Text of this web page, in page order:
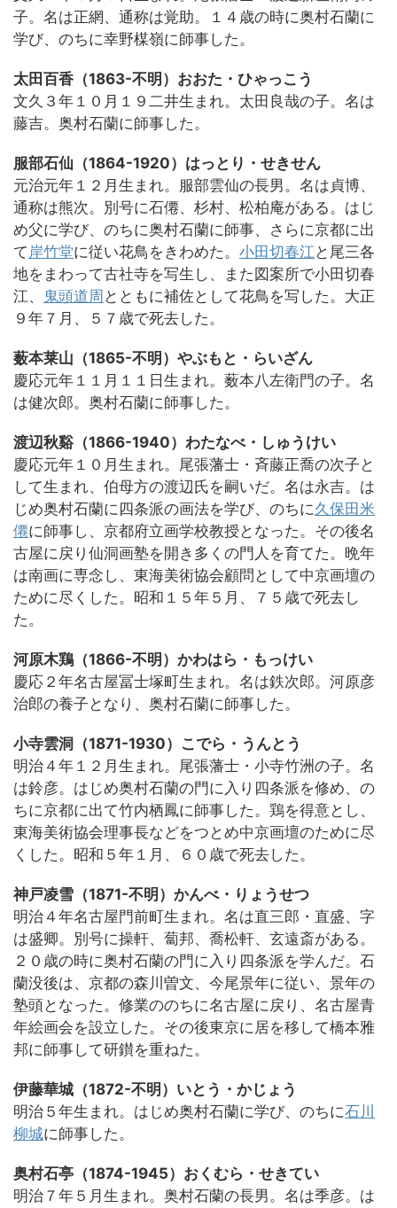
子。名は正網、通称は覚助。１４歳の時に奥村石蘭に
学び、のちに幸野楳嶺に師事した。
太田百香（1863-不明）おおた・ひゃっこう
文久３年１０月１９二井生まれ。太田良哉の子。名は
藤吉。奥村石蘭に師事した。
服部石仙（1864-1920）はっとり・せきせん
元治元年１２月生まれ。服部雲仙の長男。名は貞博、
通称は熊次。別号に石僊、杉村、松柏庵がある。はじ
め父に学び、のちに奥村石蘭に師事、さらに京都に出
て 岸竹堂に従い花鳥をきわめた。 小田切春江と尾三各
地をまわって古社寺を写生し、また図案所で小田切春
江、
鬼頭道周 とともに補佐として花鳥を写した。大正
９年７月、５７歳で死去した。
薮本莱山（1865-不明）やぶもと・らいざん
慶応元年１１月１１日生まれ。薮本八左衛門の子。名
は健次郎。奥村石蘭に師事した。
渡辺秋谿（1866-1940）わたなべ・しゅうけい
慶応元年１０月生まれ。尾張藩士・斉藤正喬の次子と
して生まれ、伯母方の渡辺氏を嗣いだ。名は永吉。は
じめ奥村石蘭に四条派の画法を学び、のちに久保田米
僊に師事し、京都府立画学校教授となった。その後名
古屋に戻り仙洞画塾を開き多くの門人を育てた。晩年
は南画に専念し、東海美術協会顧問として中京画壇の
ために尽くした。昭和１５年５月、７５歳で死去し
た。
河原木鶏（1866-不明）かわはら・もっけい
慶応２年名古屋冨士塚町生まれ。名は鉄次郎。河原彦
治郎の養子となり、奥村石蘭に師事した。
小寺雲洞（1871-1930）こでら・うんとう
明治４年１２月生まれ。尾張藩士・小寺竹洲の子。名
は鈴彦。はじめ奥村石蘭の門に入り四条派を修め、の
ちに京都に出て竹内栖鳳に師事した。鶏を得意とし、
東海美術協会理事長などをつとめ中京画壇のために尽
くした。昭和５年１月、６０歳で死去した。
神戸凌雪（1871-不明）かんべ・りょうせつ
明治４年名古屋門前町生まれ。名は直三郎・直盛、字
は盛卿。別号に操軒、蔔邦、喬松軒、玄遠斎がある。
２０歳の時に奥村石蘭の門に入り四条派を学んだ。石
蘭没後は、京都の森川曽文、今尾景年に従い、景年の
塾頭となった。修業ののちに名古屋に戻り、名古屋青
年絵画会を設立した。その後東京に居を移して橋本雅
邦に師事して研鑚を重ねた。
伊藤華城（1872-不明）いとう・かじょう
明治５年生まれ。はじめ奥村石蘭に学び、のちに石川
柳城に師事した。
奥村石亭（1874-1945）おくむら・せきてい
明治７年５月生まれ。奥村石蘭の長男。名は季彦。は